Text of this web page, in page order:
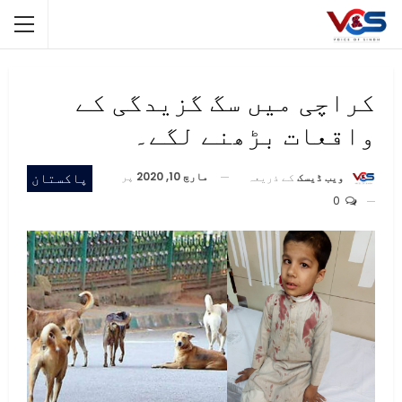
کراچی میں سگ گزیدگی کے
واقعات بڑھنے لگے۔
پاکستان ویب ڈیسک کے ذریعہ مارچ 10, 2020
پر